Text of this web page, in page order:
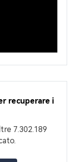
recuperare i
7.302.189